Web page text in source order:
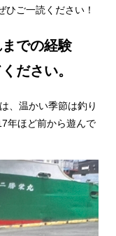
ご一読ください！
での経験
ださい。
、温かい季節は釣り
年ほど前から遊んで